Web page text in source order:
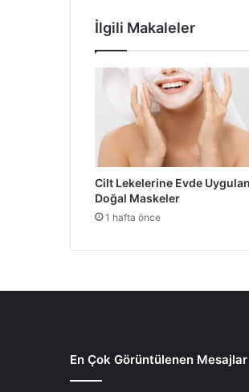
İlgili Makaleler
Cilt Lekelerine Evde
Doğal Maskeler
1 hafta önce
En Çok Görüntülenen Mesajlar